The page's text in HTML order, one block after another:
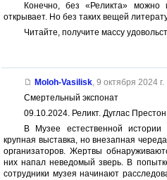
Конечно, без «Реликта» можно
открывает. Но без таких вещей
Читайте, получите массу
Moloh-Vasilisk, 9 октября 2024 г.
Смертельный экспонат
09.10.2024. Реликт. Дуглас
В Музее естественной
крупная выставка, но внезапная
организаторов. Жертвы
них напал неведомый зверь. В
сотрудники музея начинают